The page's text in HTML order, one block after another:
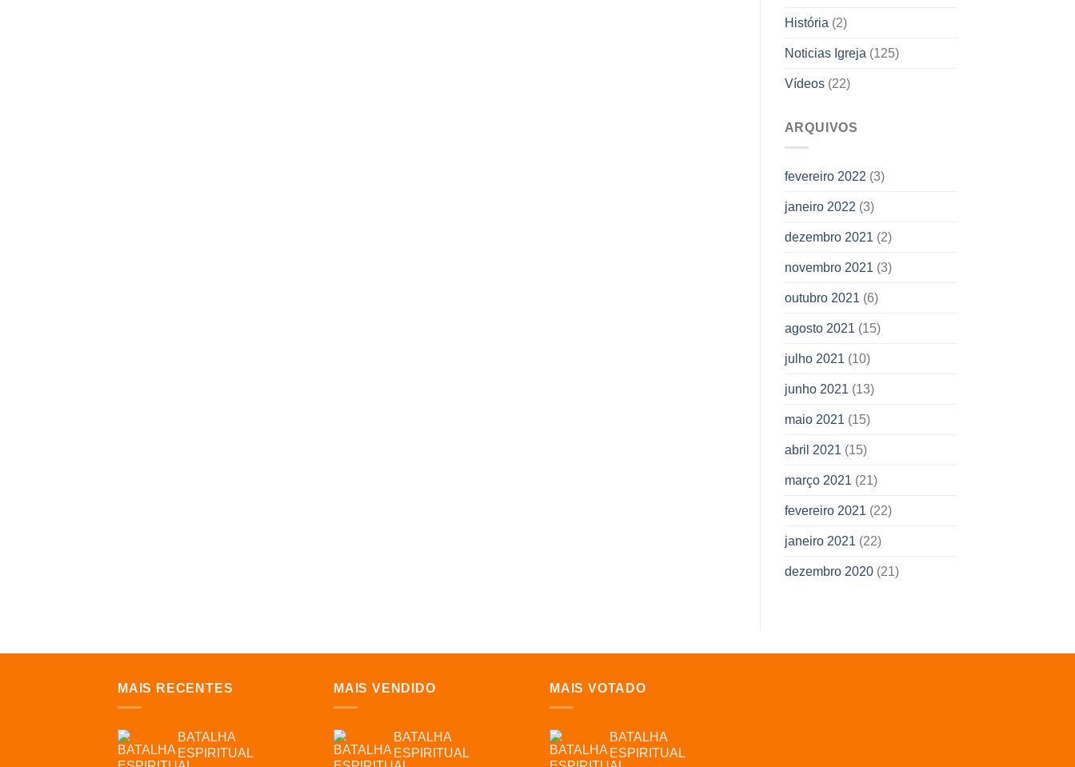
História (2)
Noticias Igreja (125)
Vídeos(22)
ARQUIVOS
fevereiro 2022 (3)
janeiro 2022 (3)
dezembro 2021 (2)
novembro 2021 (3)
outubro 2021 (6)
agosto 2021 (15)
julho 2021 (10)
junho 2021 (13)
maio 2021 (15)
abril 2021 (15)
março 2021 (21)
fevereiro 2021 (22)
janeiro 2021 (22)
dezembro 2020(21)
MAIS RECENTES
BATALHA
ESPIRITUAL
MAIS VENDIDO
BATALHA
ESPIRITUAL
MAIS VOTADO
BATALHA
ESPIRITUAL